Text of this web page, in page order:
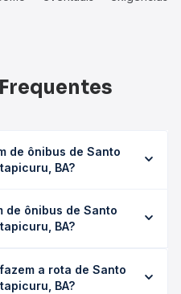
de ônibus de Santo
BA?
podendo variar
(convencional,
na data desejada.
de ônibus de Santo
BA?
em média não
data da viagem, a
a rota de Santo
BA?